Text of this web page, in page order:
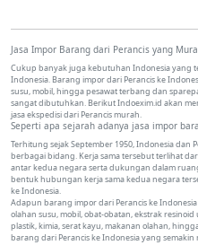
Jasa Impor Barang dari Perancis yang
Cukup banyak juga kebutuhan Indonesia yang
Indonesia. Barang impor dari Perancis ke
susu, mobil, hingga pesawat terbang dan
sangat dibutuhkan. Berikut Indoexim.id akan
jasa ekspedisi dari Perancis murah.
Seperti apa sejarah adanya jasa impor
Terhitung sejak September 1950, Indonesia
berbagai bidang. Kerja sama tersebut terlihat
antar kedua negara serta dukungan dalam
bentuk hubungan kerja sama kedua negara
ke Indonesia.
Adapun barang impor dari Perancis ke
olahan susu, mobil, obat-obatan, ekstrak
plastik, kimia, serat kayu, makanan olahan,
barang dari Perancis ke Indonesia yang